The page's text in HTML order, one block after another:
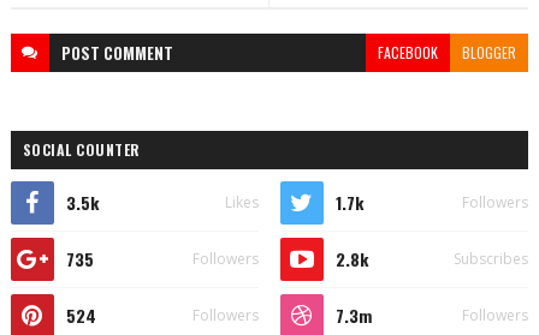
POST COMMENT FACEBOOK BLOGGER
SOCIAL COUNTER
3.5k Likes 1.7k Followers
735 Followers 2.8k Subscribes
524 Followers 7.3m Followers